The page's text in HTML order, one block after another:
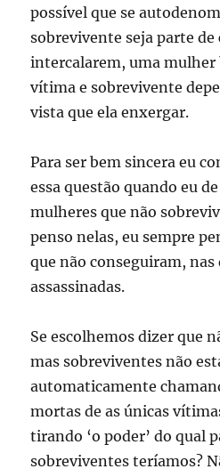
possível que se
sobrevivente seja parte de
intercalarem, uma mulher
vítima e sobrevivente
vista que ela enxergar.
Para ser bem sincera eu
essa questão quando eu
mulheres que não
penso nelas, eu sempre
que não conseguiram, nas
assassinadas.
Se escolhemos dizer que
mas sobreviventes não
automaticamente
mortas de as únicas
tirando ‘o poder’ do qual
sobreviventes teríamos?